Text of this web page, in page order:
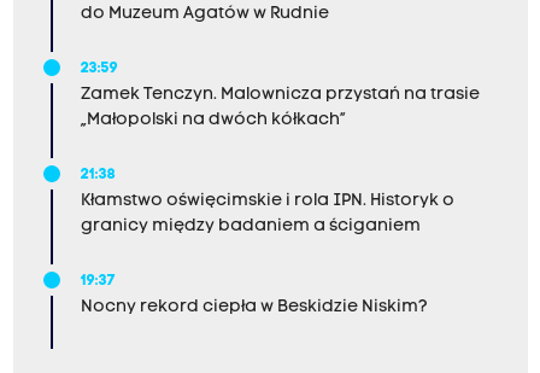
do Muzeum Agatów w Rudnie
23:59
Zamek Tenczyn. Malownicza przystań na trasie
„Małopolski na dwóch kółkach”
21:38
Kłamstwo oświęcimskie i rola IPN. Historyk o
granicy między badaniem a ściganiem
19:37
Nocny rekord ciepła w Beskidzie Niskim?